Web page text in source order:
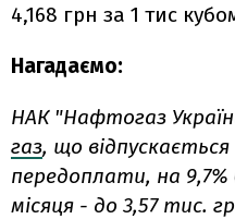
4,168 грн за 1 тис
Нагадаємо:
НАК "Нафтогаз
газ, що
передоплати, на 9,7%
місяця - до 3,57 тис.